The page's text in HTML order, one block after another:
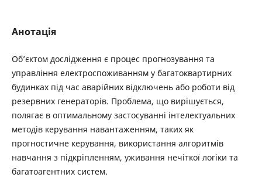
Анотація
Об’єктом дослідження є процес прогнозування та
управління електроспоживанням у багатоквартирних
будинках під час аварійних відключень або роботи від
резервних генераторів. Проблема, що вирішується,
полягає в оптимальному застосуванні інтелектуальних
методів керування навантаженням, таких як
прогностичне керування, використання алгоритмів
навчання з підкріпленням, уживання нечіткої логіки та
багатоагентних систем.